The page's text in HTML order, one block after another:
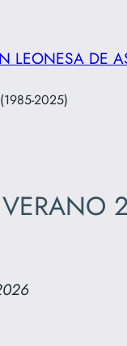
LEONESA DE
2025)